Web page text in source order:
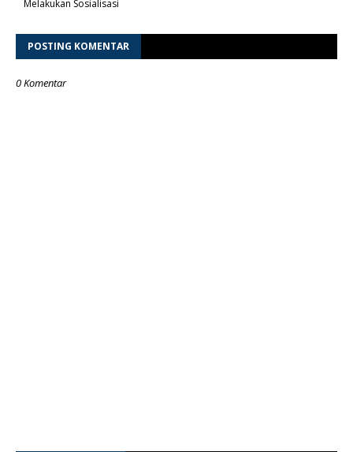
Melakukan Sosialisasi
POSTING KOMENTAR
0 Komentar